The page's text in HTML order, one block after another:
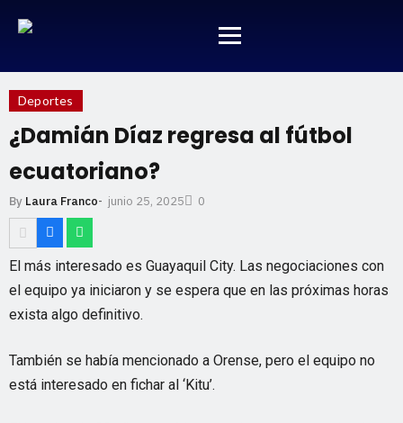
Deportes
¿Damián Díaz regresa al fútbol
ecuatoriano?
By Laura Franco- junio 25, 2025 0
El más interesado es Guayaquil City. Las negociaciones con
el equipo ya iniciaron y se espera que en las próximas horas
exista algo definitivo.
También se había mencionado a Orense, pero el equipo no
está interesado en fichar al ‘Kitu’.